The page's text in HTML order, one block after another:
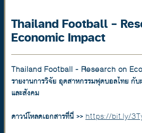
Thailand Football -
Economic Impact
Thailand Football - Research on
รายงานการวิจัย อุตสาหกรรมฟุตบอลไทย กั
และสังคม
ดาวน์โหลดเอกสารที่นี่ >> https://bit.ly/